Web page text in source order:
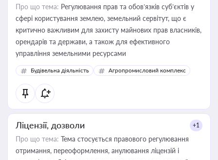
Про що тема: Регулювання прав та обов’язків суб’єктів у
сфері користування землею, земельний сервітут, що є
критично важливим для захисту майнових прав власників,
орендарів та держави, а також для ефективного
управління земельними ресурсами
Будівельна діяльність Агропромисловий комплекс
Ліцензії, дозволи +1
Про що тема: Тема стосується правового регулювання
отримання, переоформлення, анулювання ліцензій і